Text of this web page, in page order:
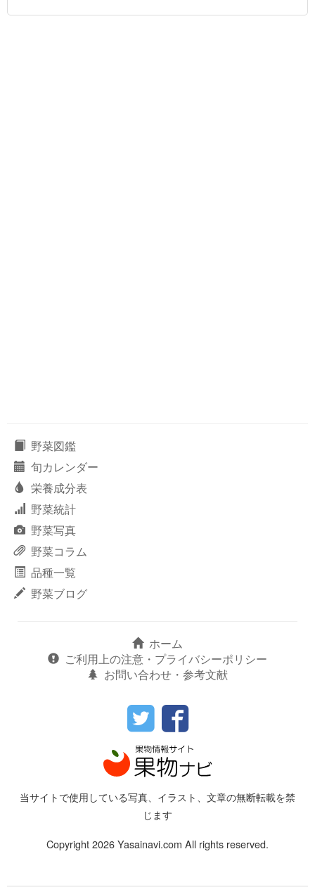
野菜図鑑
旬カレンダー
栄養成分表
野菜統計
野菜写真
野菜コラム
品種一覧
野菜ブログ
ホーム
ご利用上の注意・プライバシーポリシー
お問い合わせ・参考文献
当サイトで使用している写真、イラスト、文章の無断転載を禁
じます
Copyright 2026 Yasainavi.com All rights reserved.